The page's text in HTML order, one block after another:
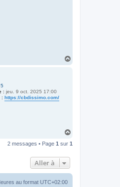
5
: jeu. 9 oct. 2025 17:00
: https://cbdissimo.com/
u
2 messages • Page 1 sur 1
Aller à
au format UTC+02:00